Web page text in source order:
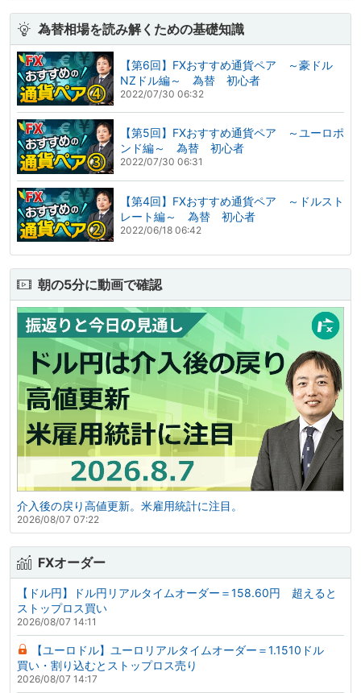
為替相場を読み解くための基礎知識
【第6回】FXおすすめ通貨ペア ～豪ドル
NZドル編～ 為替 初心者
2022/07/30 06:32
【第5回】FXおすすめ通貨ペア ～ユーロポ
ンド編～ 為替 初心者
2022/07/30 06:31
【第4回】FXおすすめ通貨ペア ～ドルスト
レート編～ 為替 初心者
2022/06/18 06:42
朝の5分に動画で確認
介入後の戻り高値更新。米雇用統計に注目。
2026/08/07 07:22
FXオーダー
【ドル円】ドル円リアルタイムオーダー＝158.60円 超えると
ストップロス買い
2026/08/07 14:11
【ユーロドル】ユーロリアルタイムオーダー＝1.1510ドル
買い・割り込むとストップロス売り
2026/08/07 14:17